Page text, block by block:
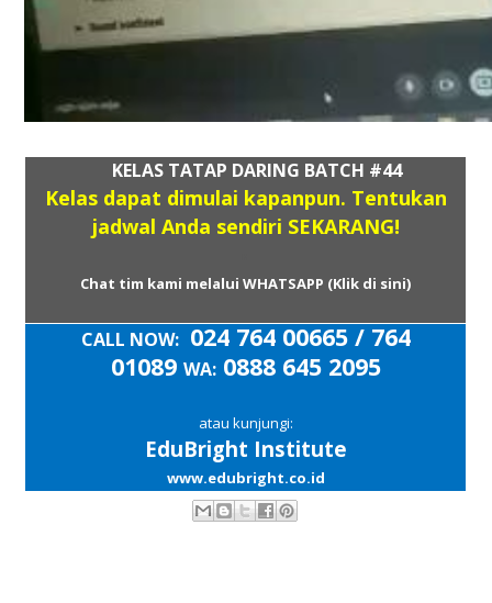
KELAS TATAP DARING BATCH #44
Kelas dapat dimulai kapanpun. Tentukan
jadwal Anda sendiri SEKARANG!
Chat tim kami melalui WHATSAPP (Klik di sini)
CALL NOW: 024 764 00665 / 764
01089 WA: 0888 645 2095
atau kunjungi:
EduBright Institute
www.edubright.co.id